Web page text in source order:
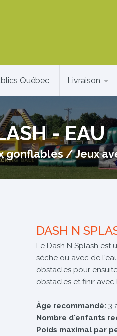
Québec Livraison
- EAU
gonflables/Jeux
DASH N
Le Dash N Splash est
sèche ou avec de
obstacles pour
obstacles et finir avec
Âge recommandé: 3
Nombre d'enfants
Poids maximal par